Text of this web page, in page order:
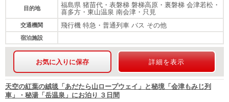
目的地
福島県 猪苗代・表磐梯 磐梯高原・裏磐梯 会津若松・
喜多方・東山温泉 南会津・只見
交通機関 飛行機 特急・普通列車 バス その他
宿泊施設
お気に入りに保存 詳細を表示
天空の紅葉の絨毯「あだたら山ロープウェイ」と秘境「会津もみじ列
車」・秘湯「岳温泉」にお泊り ３日間